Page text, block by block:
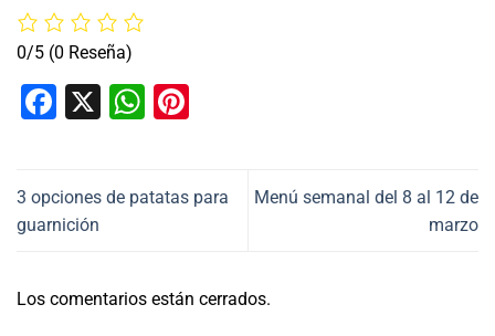
0/5 (0 Reseña)
Facebook
X WhatsApp
3 opciones de patatas para
guarnición
Menú semanal del 8 al 12 de
marzo
Los comentarios están cerrados.